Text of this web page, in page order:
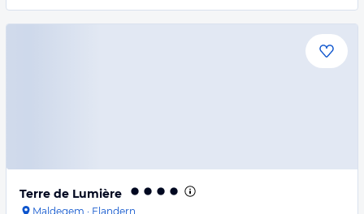
Terre de Lumière
Maldegem · Flandern